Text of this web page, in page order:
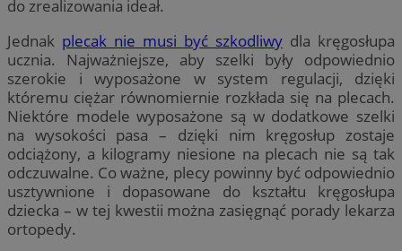
do zrealizowania ideał.
Jednak plecak nie musi być szkodliwy dla kręgosłupa
ucznia. Najważniejsze, aby szelki były odpowiednio
szerokie i wyposażone w system regulacji, dzięki
któremu ciężar równomiernie rozkłada się na plecach.
Niektóre modele wyposażone są w dodatkowe szelki
na wysokości pasa – dzięki nim kręgosłup zostaje
odciążony, a kilogramy niesione na plecach nie są tak
odczuwalne. Co ważne, plecy powinny być odpowiednio
usztywnione i dopasowane do kształtu kręgosłupa
dziecka – w tej kwestii można zasięgnąć porady lekarza
ortopedy.